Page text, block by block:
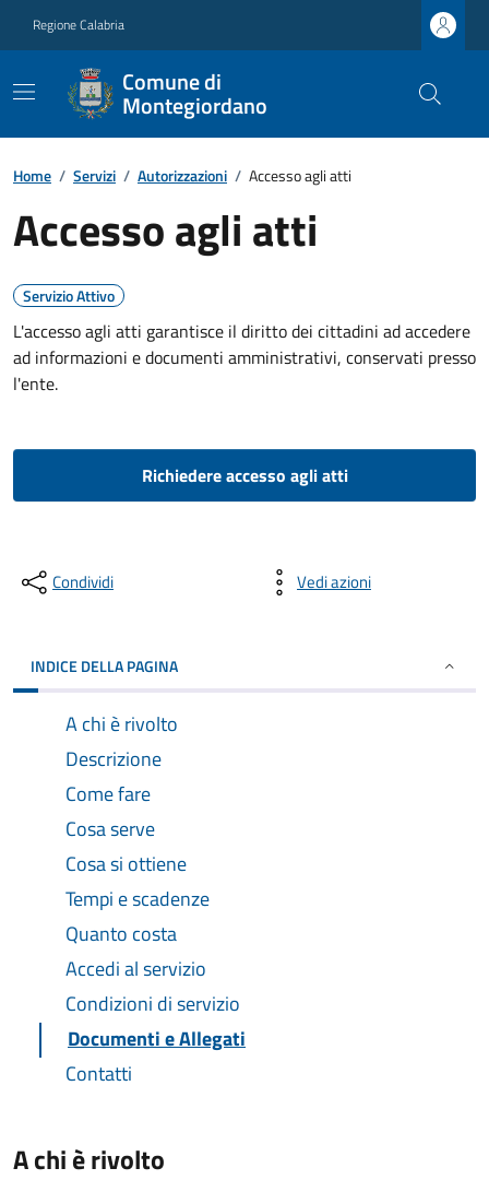
Regione Calabria
Comune di
Montegiordano
Home / Servizi / Autorizzazioni / Accesso agli atti
Accesso agli atti
Servizio Attivo
L'accesso agli atti garantisce il diritto dei cittadini ad accedere
ad informazioni e documenti amministrativi, conservati presso
l'ente.
Richiedere accesso agli atti
Condividi Vedi azioni
INDICE DELLA PAGINA
A chi è rivolto
Descrizione
Come fare
Cosa serve
Cosa si ottiene
Tempi e scadenze
Quanto costa
Accedi al servizio
Condizioni di servizio
Documenti e Allegati
Contatti
A chi è rivolto